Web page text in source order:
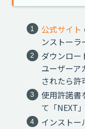
公式サイト
ンストーラ
ダウンロー
ユーザーア
されたら許
使用許諾書
て「NEXT」
インストー